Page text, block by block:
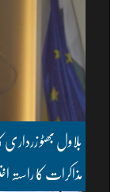
بلاول بھٹو
مذاکرات کا راستہ